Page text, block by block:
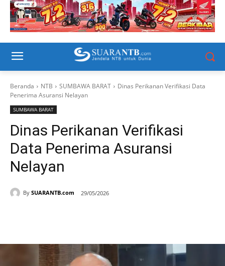
Beranda NTB SUMBAWA BARAT
Dinas Perikanan Verifikasi Data
Penerima Asuransi Nelayan
SUMBAWA BARAT
Dinas Perikanan Verifikasi
Data Penerima Asuransi
Nelayan
By SUARANTB.com 29/05/2026